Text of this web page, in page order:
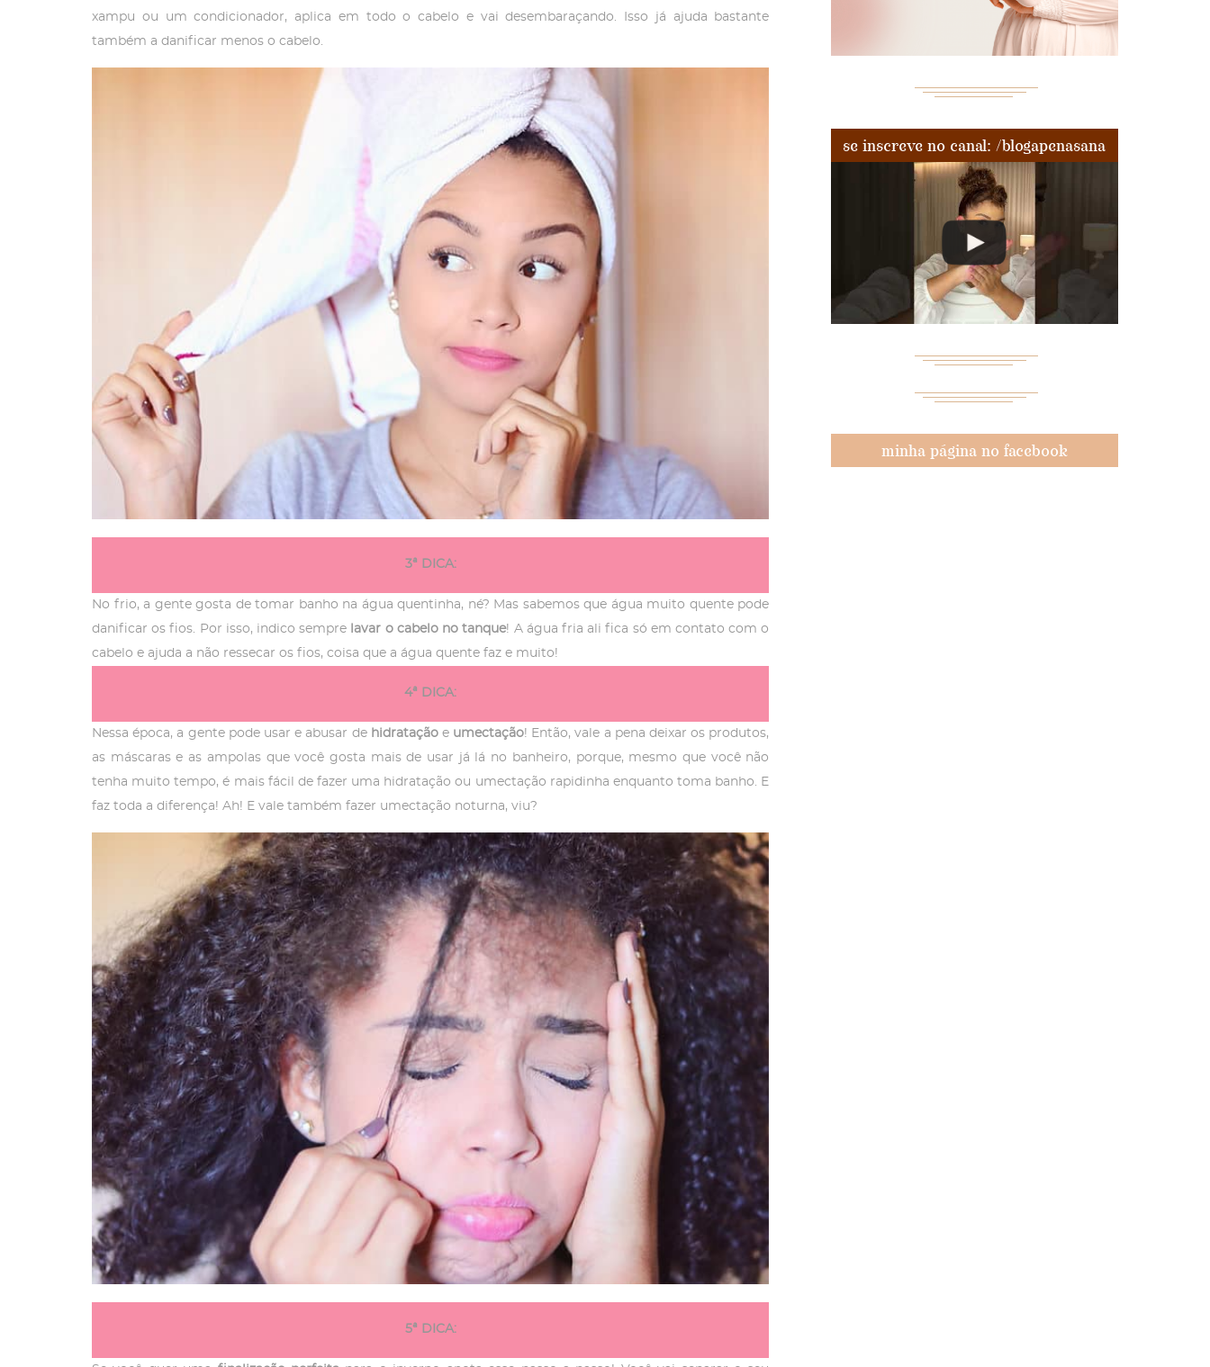
xampu ou um condicionador, aplica em todo o cabelo e vai desembaraçando. Isso já ajuda bastante
também a danificar menos o cabelo.
3ª DICA:
No frio, a gente gosta de tomar banho na água quentinha, né? Mas sabemos que água muito quente pode
danificar os fios. Por isso, indico sempre
lavar o cabelo no tanque! A água fria ali fica só em contato com o
cabelo e ajuda a não ressecar os fios, coisa que a água quente faz e muito!
4ª DICA:
Nessa época, a gente pode usar e abusar de hidrataçãoe umectação! Então, vale a pena deixar os produtos,
as máscaras e as ampolas que você gosta mais de usar já lá no banheiro, porque, mesmo que você não
tenha muito tempo, é mais fácil de fazer uma hidratação ou umectação rapidinha enquanto toma banho. E
faz toda a diferença! Ah! E vale também fazer umectação noturna, viu?
5ª DICA:
se inscreve no canal: /blogapenasana
minha página no facebook